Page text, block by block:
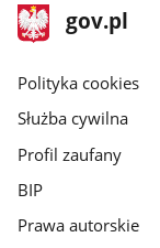
stopka
gov.pl
Strona
gov.pl
gov.pl
Polityka cookies
Służba cywilna
Profil zaufany
BIP
Prawa autorskie